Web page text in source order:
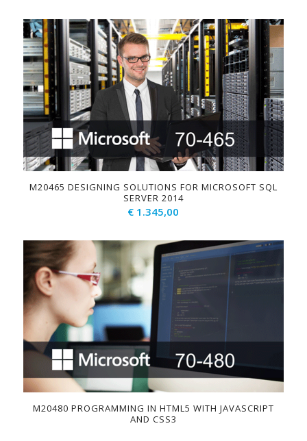
M20465 DESIGNING SOLUTIONS FOR MICROSOFT SQL
SERVER 2014
€ 1.345,00
M20480 PROGRAMMING IN HTML5 WITH JAVASCRIPT
AND CSS3